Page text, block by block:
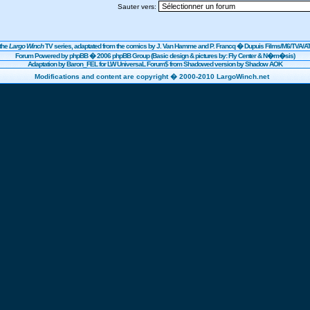
Sauter vers:
Largo WinchTV series, adaptated from the comics by J. Van Hamme and P. Francq �DupuisFilms/M6/TVA/
Forum Powered byphpBB� 2006 phpBB Group (Basic design & pictures by: Fly Center & N�m�sis)
Adaptation by Baron_FEL for LW UniversaL Forum$ from Shadowed version by Shadow AOK
Modifications and content are copyright � 2000-2010 LargoWinch.net